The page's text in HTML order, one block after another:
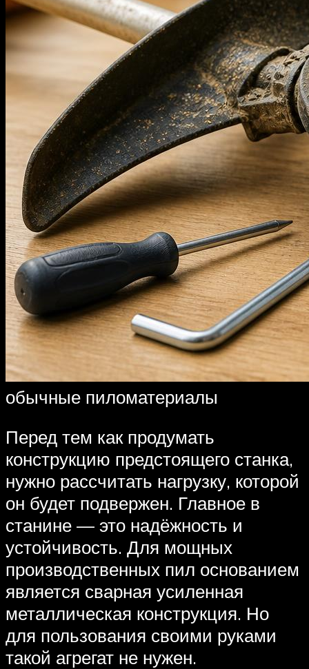
обычные пиломатериалы
Перед тем как продумать
конструкцию предстоящего станка,
нужно рассчитать нагрузку, которой
он будет подвержен. Главное в
станине — это надёжность и
устойчивость. Для мощных
производственных пил основанием
является сварная усиленная
металлическая конструкция. Но
для пользования своими руками
такой агрегат не нужен.